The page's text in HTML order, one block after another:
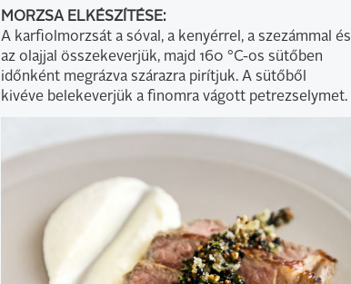
MORZSA ELKÉSZÍTÉSE:
A karfiolmorzsát a sóval, a kenyérrel, a szezámmal és
az olajjal összekeverjük, majd 160 °C-os sütőben
időnként megrázva szárazra pirítjuk. A sütőből
kivéve belekeverjük a finomra vágott petrezselymet.